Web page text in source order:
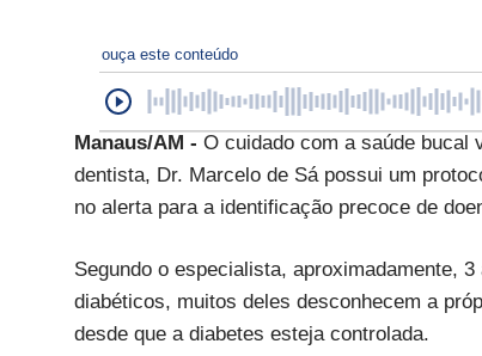
ouça este conteúdo
Manaus/AM - O cuidado com a saúde bucal
dentista, Dr. Marcelo de Sá possui um
no alerta para a identificação precoce de
Segundo o especialista, aproximadamente,
diabéticos, muitos deles desconhecem a
desde que a diabetes esteja controlada.